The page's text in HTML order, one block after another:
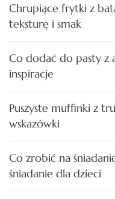
Chrupiące frytki z
teksturę i smak
Co dodać do pasty z
inspiracje
Puszyste muffinki z
wskazówki
Co zrobić na
śniadanie dla dzieci